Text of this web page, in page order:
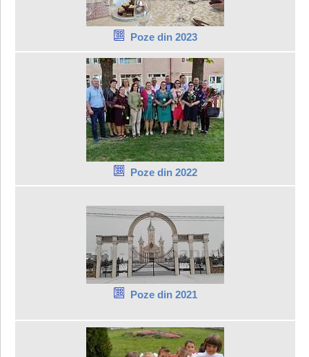
Poze din 2023
Poze din 2022
Poze din 2021